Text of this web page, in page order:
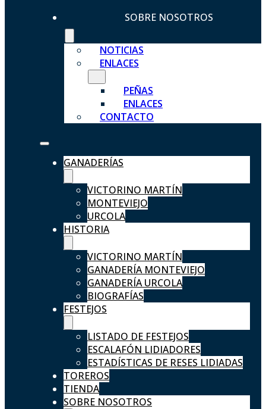
SOBRE NOSOTROS
NOTICIAS
ENLACES
PEÑAS
ENLACES
CONTACTO
GANADERÍAS
VICTORINO MARTÍN
MONTEVIEJO
URCOLA
HISTORIA
VICTORINO MARTÍN
GANADERÍA MONTEVIEJO
GANADERÍA URCOLA
BIOGRAFÍAS
FESTEJOS
LISTADO DE FESTEJOS
ESCALAFÓN LIDIADORES
ESTADÍSTICAS DE RESES LIDIADAS
TOREROS
TIENDA
SOBRE NOSOTROS